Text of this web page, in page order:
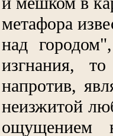
метафора
над
изгнания,
напротив,
неизжитой
ощущением